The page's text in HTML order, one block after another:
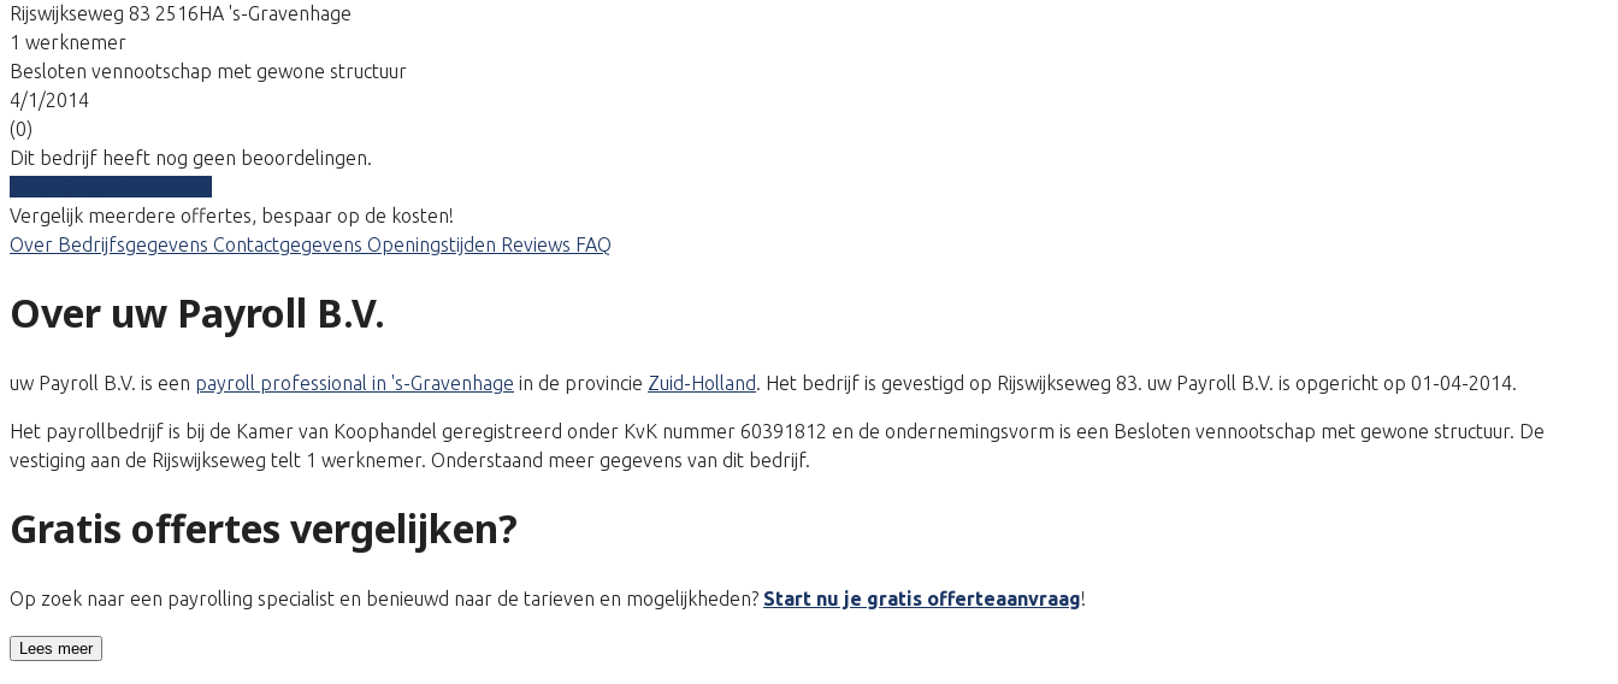
Rijswijkseweg 83 2516HA 's-Gravenhage
1 werknemer
Besloten vennootschap met gewone structuur
4/1/2014
(0)
Dit bedrijf heeft nog geen beoordelingen.
Vergelijk meerdere offertes, bespaar op de kosten!
Over Bedrijfsgegevens Contactgegevens Openingstijden Reviews FAQ
Over uw Payroll B.V.
uw Payroll B.V. is een payroll professional in 's-Gravenhage in de provincie Zuid-Holland. Het bedrijf is gevestigd op Rijswijkseweg 83. uw Payroll B.V. is opgericht op 01-04-2014.
Het payrollbedrijf is bij de Kamer van Koophandel geregistreerd onder KvK nummer 60391812 en de ondernemingsvorm is een Besloten vennootschap met gewone structuur. De
vestiging aan de Rijswijkseweg telt 1 werknemer. Onderstaand meer gegevens van dit bedrijf.
Gratis offertes vergelijken?
Op zoek naar een payrolling specialist en benieuwd naar de tarieven en mogelijkheden? Start nu je gratis offerteaanvraag!
Lees meer